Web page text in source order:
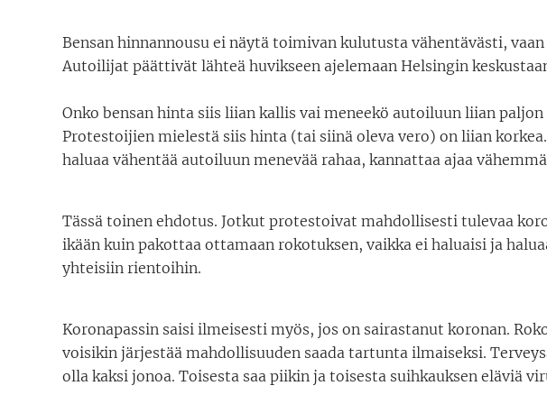
Bensan hinnannousu ei näytä toimivan kulutusta vähentävästi,
Autoilijat päättivät lähteä huvikseen ajelemaan Helsingin
Onko bensan hinta siis liian kallis vai meneekö autoiluun liian paljon
Protestoijien mielestä siis hinta (tai siinä oleva vero) on liian
haluaa vähentää autoiluun menevää rahaa, kannattaa ajaa
Tässä toinen ehdotus. Jotkut protestoivat mahdollisesti tulevaa
ikään kuin pakottaa ottamaan rokotuksen, vaikka ei haluaisi ja
yhteisiin rientoihin.
Koronapassin saisi ilmeisesti myös, jos on sairastanut koronan.
voisikin järjestää mahdollisuuden saada tartunta ilmaiseksi.
olla kaksi jonoa. Toisesta saa piikin ja toisesta suihkauksen eläviä